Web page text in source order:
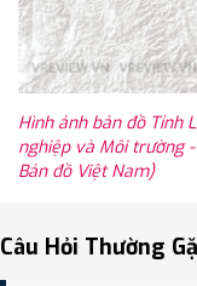
Hình ảnh bản đồ Tỉnh
nghiệp và Môi trường
Bản đồ Việt Nam)
Câu Hỏi Thường